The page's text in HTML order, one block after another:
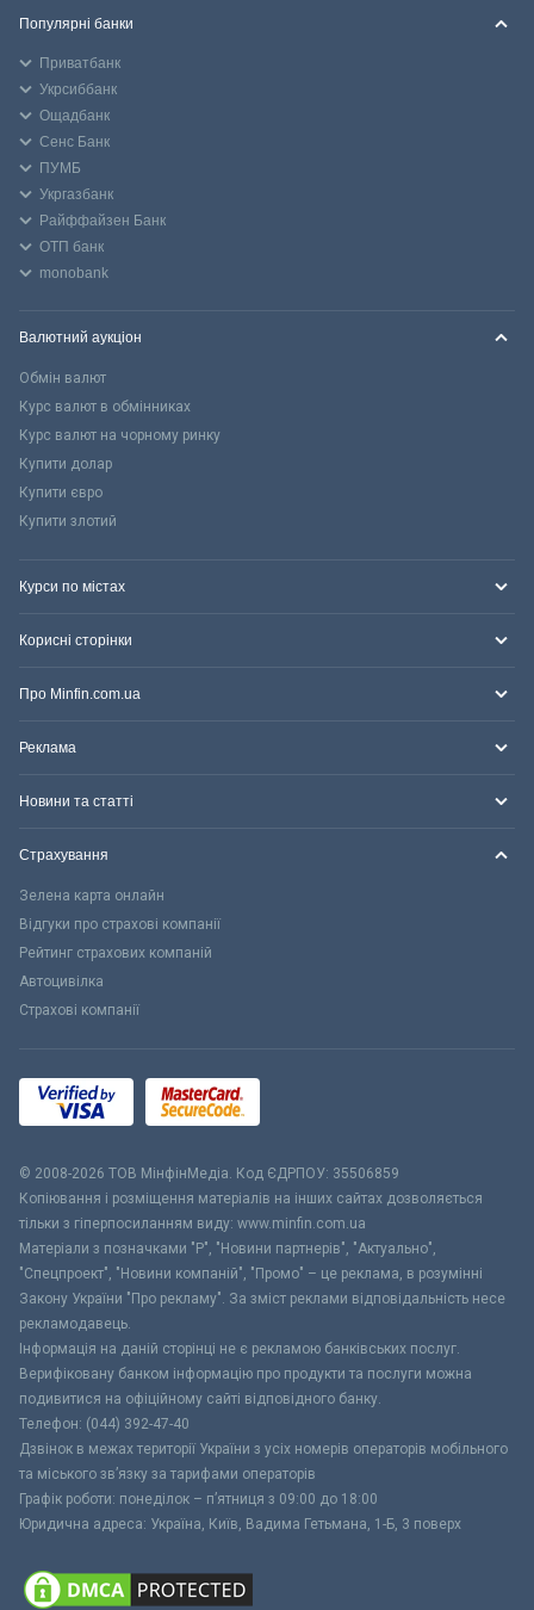
Популярні банки
Приватбанк
Укрсиббанк
Ощадбанк
Сенс Банк
ПУМБ
Укргазбанк
Райффайзен Банк
ОТП банк
monobank
Валютний аукціон
Обмін валют
Курс валют в обмінниках
Курс валют на чорному ринку
Купити долар
Купити євро
Купити злотий
Курси по містах
Корисні сторінки
Про Minfin.com.ua
Реклама
Новини та статті
Страхування
Зелена карта онлайн
Відгуки про страхові компанії
Рейтинг страхових компаній
Автоцивілка
Страхові компанії
© 2008-2026 ТОВ МiнфiнМедiа. Код ЄДРПОУ: 35506859
Копіювання і розміщення матеріалів на інших сайтах дозволяється
тільки з гіперпосиланням виду: www.minfin.com.ua
Матеріали з позначками "Р", "Новини партнерів", "Актуально",
"Спецпроект", "Новини компаній", "Промо" – це реклама, в розумінні
Закону України "Про рекламу". За зміст реклами відповідальність несе
рекламодавець.
Інформація на даній сторінці не є рекламою банківських послуг.
Верифіковану банком інформацію про продукти та послуги можна
подивитися на офіційному сайті відповідного банку.
Телефон: (044) 392-47-40
Дзвінок в межах території України з усіх номерів операторів мобільного
та міського зв’язку за тарифами операторів
Графік роботи: понеділок – п’ятниця з 09:00 до 18:00
Юридична адреса: Україна, Київ, Вадима Гетьмана, 1-Б, 3 поверх